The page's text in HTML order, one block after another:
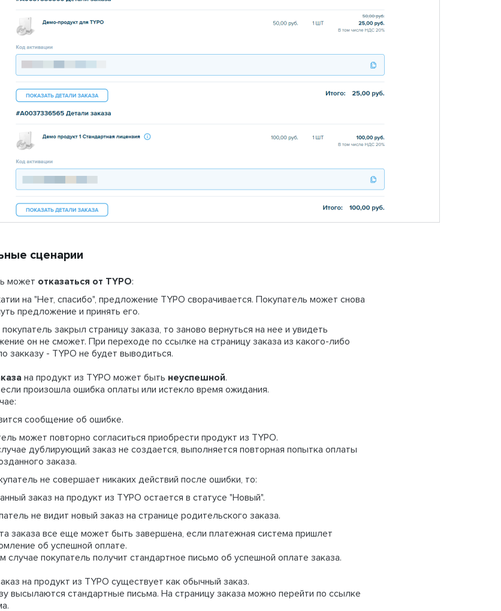
сценарии
может отказаться от TYPO:
на "Нет, спасибо", предложение TYPO сворачивается. Покупатель может снова
предложение и принять его.
закрыл страницу заказа, то заново вернуться на нее и увидеть
он не сможет. При переходе по ссылке на страницу заказа из какого-либо
закказу - TYPO не будет выводиться.
на продукт из TYPO может быть неуспешной.
произошла ошибка оплаты или истекло время ожидания.
сообщение об ошибке.
может повторно согласиться приобрести продукт из TYPO.
дублирующий заказ не создается, выполняется повторная попытка оплаты
заказа.
не совершает никаких действий после ошибки, то:
заказ на продукт из TYPO остается в статусе "Новый".
не видит новый заказ на странице родительского заказа.
заказа все еще может быть завершена, если платежная система пришлет
об успешной оплате.
случае покупатель получит стандартное письмо об успешной оплате заказа.
на продукт из TYPO существует как обычный заказ.
высылаются стандартные письма. На страницу заказа можно перейти по ссылке